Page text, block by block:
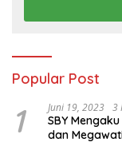
Popular Post
1 Juni 19, 2023 3
SBY
dan